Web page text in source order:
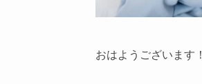
おはようございます！